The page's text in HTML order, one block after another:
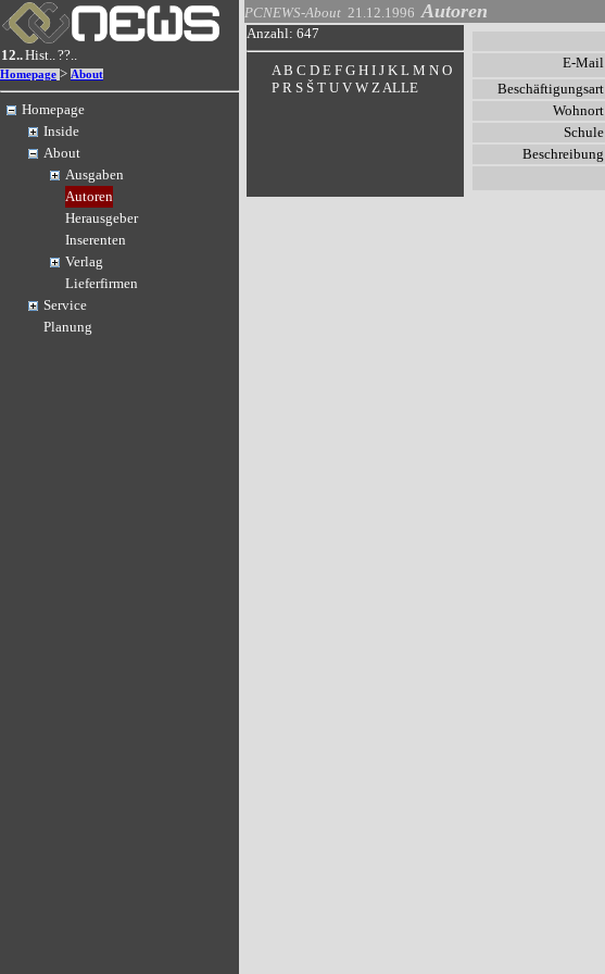
12..Hist..??..
Homepage > About
Homepage
Inside
About
Ausgaben
Autoren
Herausgeber
Inserenten
Verlag
Lieferfirmen
Service
Planung
PCNEWS-About 21.12.1996 Autoren
Anzahl: 647
A B C D E F G H I J K L M N O
P R S Š T U V W ZALLE
E-Mail
Beschäftigungsart
Wohnort
Schule
Beschreibung